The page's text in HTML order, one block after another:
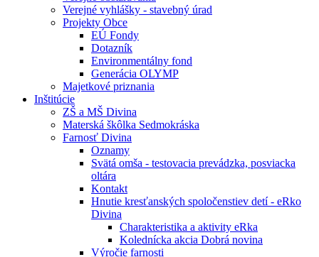
Verejné vyhlášky - stavebný úrad
Projekty Obce
EÚ Fondy
Dotazník
Environmentálny fond
Generácia OLYMP
Majetkové priznania
Inštitúcie
ZŠ a MŠ Divina
Materská škôlka Sedmokráska
Farnosť Divina
Oznamy
Svätá omša - testovacia prevádzka, posviacka
oltára
Kontakt
Hnutie kresťanských spoločenstiev detí - eRko
Divina
Charakteristika a aktivity eRka
Kolednícka akcia Dobrá novina
Výročie farnosti